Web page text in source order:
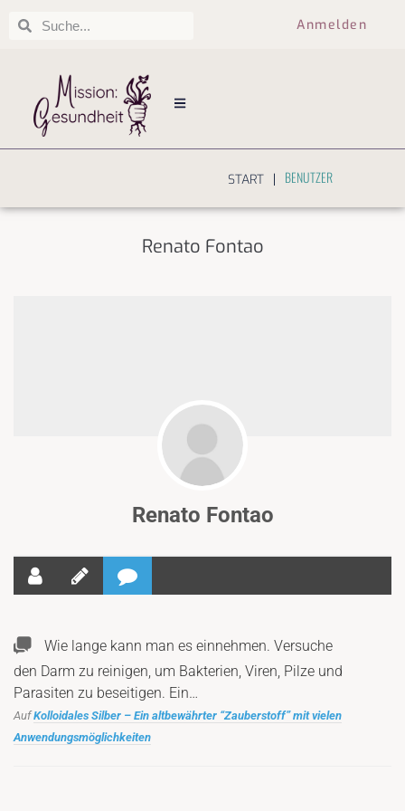
Anmelden
START | BENUTZER
Renato Fontao
Renato Fontao
Wie lange kann man es einnehmen. Versuche
den Darm zu reinigen, um Bakterien, Viren, Pilze und
Parasiten zu beseitigen. Ein…
AufKolloidales Silber – Ein altbewährter “Zauberstoff” mit vielen
Anwendungsmöglichkeiten